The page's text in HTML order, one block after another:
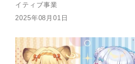
イティブ事業
2025年08月01日